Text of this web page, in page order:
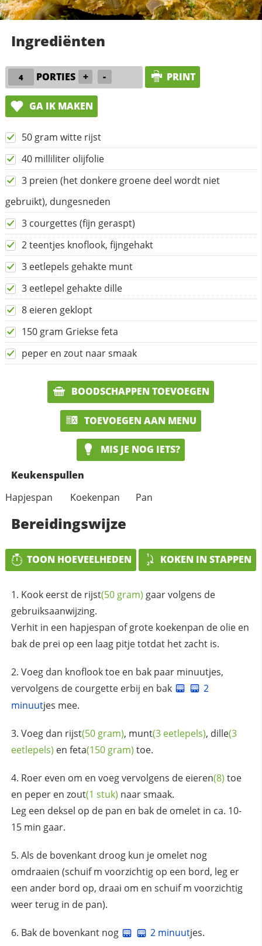
Ingrediënten
PORTIES + - PRINT
GA IK MAKEN
50 gram witte rijst
40 milliliter olijfolie
3 preien (het donkere groene deel wordt niet
gebruikt), dungesneden
3 courgettes (fijn geraspt)
2 teentjes knoflook, fijngehakt
3 eetlepels gehakte munt
3 eetlepel gehakte dille
8 eieren geklopt
150 gram Griekse feta
peper en zout naar smaak
BOODSCHAPPEN TOEVOEGEN
TOEVOEGEN AAN MENU
MIS JE NOG IETS?
Keukenspullen
Hapjespan
Koekenpan Pan
Bereidingswijze
TOON HOEVEELHEDEN KOKEN IN STAPPEN
Kook eerst de rijst(50 gram) gaar volgens de
gebruiksaanwijzing.
Verhit in een hapjespan of grote koekenpan de olie en
bak de prei op een laag pitje totdat het zacht is.
Voeg dan knoflook toe en bak paar minuutjes,
vervolgens de courgette erbij en bak
2
minuutjes mee.
Voeg dan rijst(50 gram), munt(3 eetlepels), dille(3
eetlepels) en feta(150 gram) toe.
Roer even om en voeg vervolgens de eieren(8) toe
en peper en zout(1 stuk) naar smaak.
Leg een deksel op de pan en bak de omelet in ca. 10-
15 min gaar.
Als de bovenkant droog kun je omelet nog
omdraaien (schuif m voorzichtig op een bord, leg er
een ander bord op, draai om en schuif m voorzichtig
weer terug in de pan).
Bak de bovenkant nog 2 minuutjes.